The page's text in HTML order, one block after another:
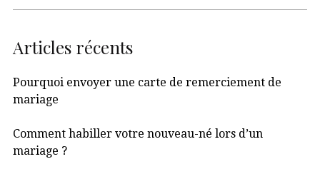
Articles récents
Pourquoi envoyer une carte de remerciement de
mariage
Comment habiller votre nouveau-né lors d’un
mariage ?